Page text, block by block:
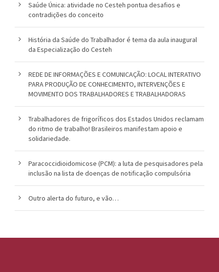
Saúde Única: atividade no Cesteh pontua desafios e
contradições do conceito
História da Saúde do Trabalhador é tema da aula inaugural
da Especialização do Cesteh
REDE DE INFORMAÇÕES E COMUNICAÇÃO: LOCAL INTERATIVO
PARA PRODUÇÃO DE CONHECIMENTO, INTERVENÇÕES E
MOVIMENTO DOS TRABALHADORES E TRABALHADORAS
Trabalhadores de frigoríficos dos Estados Unidos reclamam
do ritmo de trabalho! Brasileiros manifestam apoio e
solidariedade.
Paracoccidioidomicose (PCM): a luta de pesquisadores pela
inclusão na lista de doenças de notificação compulsória
Outro alerta do futuro, e vão…